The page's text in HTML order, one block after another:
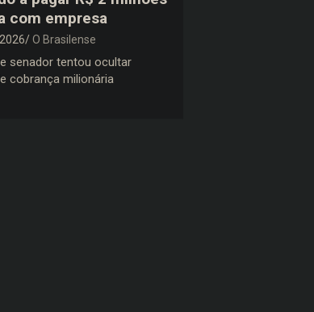
com empresa
O Brasilense
senador tentou ocultar
cobrança milionária